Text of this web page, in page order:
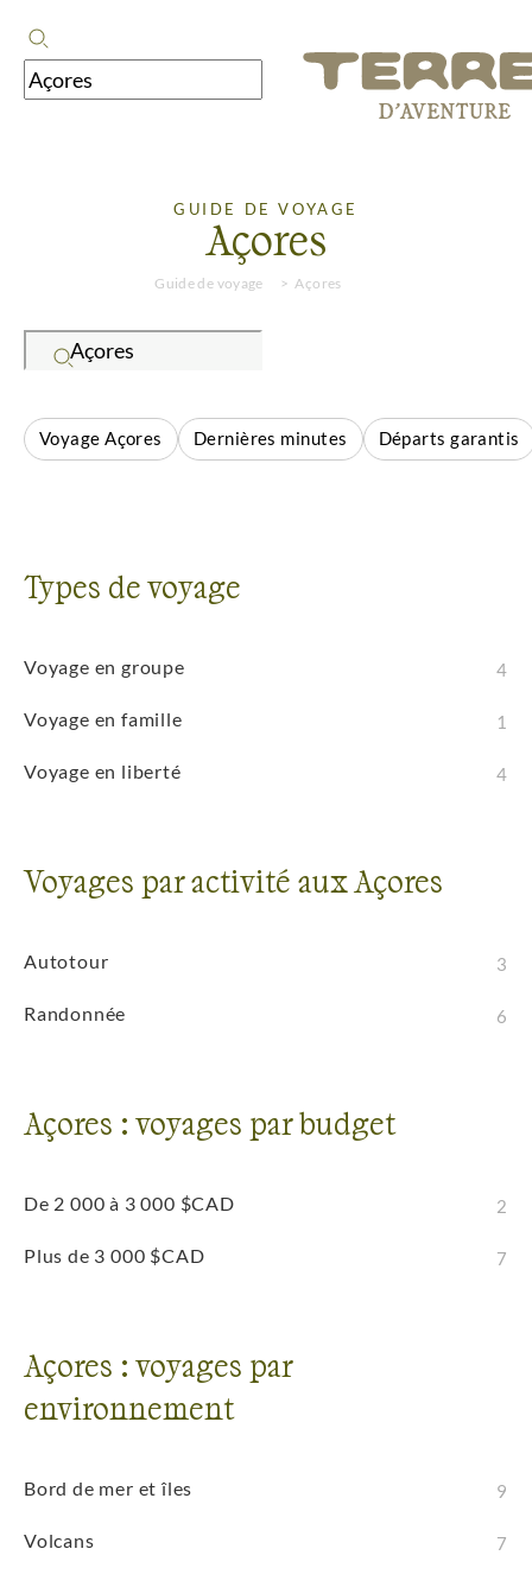
GUIDE DE VOYAGE
Açores
Guide de voyage Açores
Voyage Açores Dernières minutes Départs garantis
Types de voyage
Voyage en groupe 4
Voyage en famille 1
Voyage en liberté 4
Voyages par activité aux Açores
Autotour 3
Randonnée 6
Açores : voyages par budget
De 2 000 à 3 000 $CAD 2
Plus de 3 000 $CAD 7
Açores : voyages par
environnement
Bord de mer et îles 9
Volcans 7